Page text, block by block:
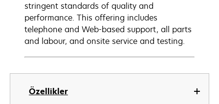
Özellikler
stringent standards of quality and
performance. This offering includes
telephone and Web-based support, all parts
and labour, and onsite service and testing.